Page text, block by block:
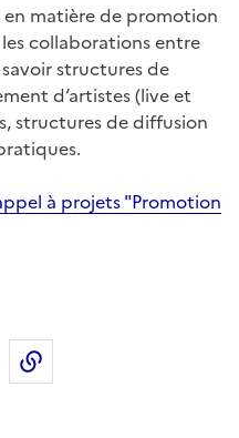
en matière de promotion
collaborations entre
structures de
d‘artistes (live et
structures de diffusion
à projets "Promotion
sur Linkedin
Partager sur Instagram